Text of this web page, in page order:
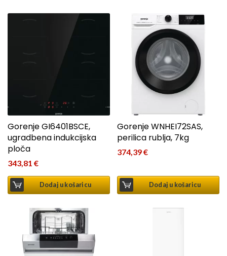
Gorenje GI6401BSCE,
ugradbena indukcijska
ploča
343,81 €
Dodaj u košaricu
Gorenje WNHEI72SAS,
perilica rublja, 7kg
374,39€
Dodaj u košaricu